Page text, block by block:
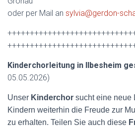
oder per Mail an sylvia@gerdon-
Kinderchorleitung in Ilbesheim
05.05.2026)
Unser Kinderchor sucht eine neue
Kindern weiterhin die Freude zur
zu erhalten. Teilen Sie auch diese